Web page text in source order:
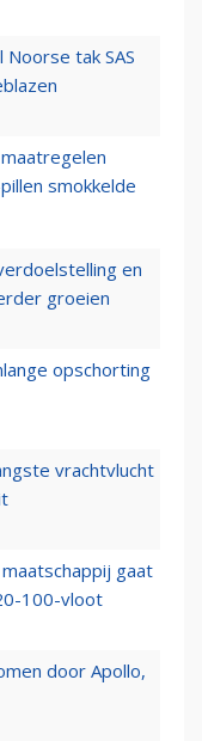
tak SAS
smokkelde
en
groeien
opschorting
vrachtvlucht
gaat
100-vloot
door Apollo,